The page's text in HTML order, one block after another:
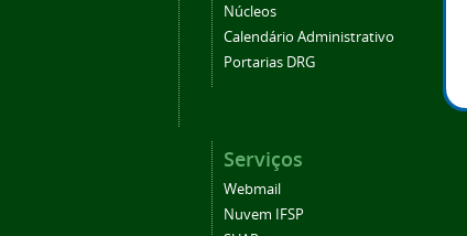
Núcleos
Calendário Administrativo
Portarias DRG
Serviços
Webmail
Nuvem IFSP